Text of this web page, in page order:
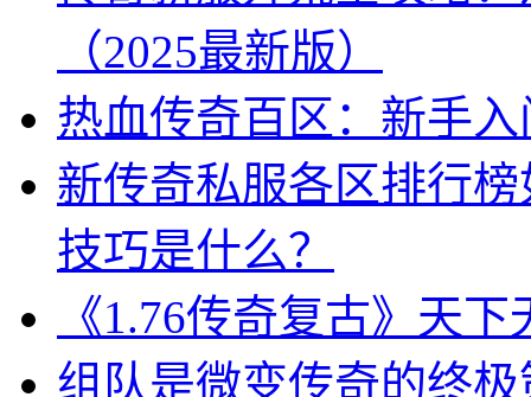
（2025最新版）
热血传奇百区：新手
新传奇私服各区排行
技巧是什么？
《1.76传奇复古》天
组队是微变传奇的终极